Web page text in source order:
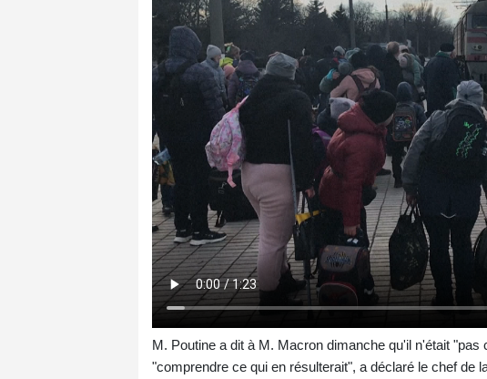
M. Poutine a dit à M. Macron dimanche qu'il n'était
"comprendre ce qui en résulterait", a déclaré le chef de